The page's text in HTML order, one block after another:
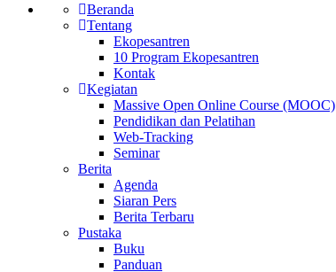
Beranda
Tentang
Ekopesantren
10 Program Ekopesantren
Kontak
Kegiatan
Massive Open Online Course (MOOC)
Pendidikan dan Pelatihan
Web-Tracking
Seminar
Berita
Agenda
Siaran Pers
Berita Terbaru
Pustaka
Buku
Panduan